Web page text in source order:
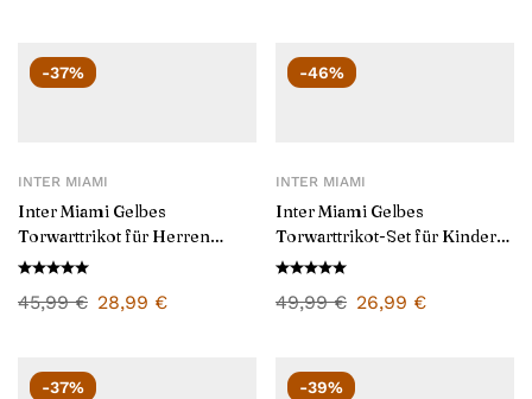
-37%
INTER MIAMI
Inter Miami Gelbes
Torwarttrikot für Herren
2025/26
45,99€ 28,99 €
-46%
INTER MIAMI
Inter Miami Gelbes
Torwarttrikot-Set für Kinder
2025/26
49,99€ 26,99 €
-37% -39%